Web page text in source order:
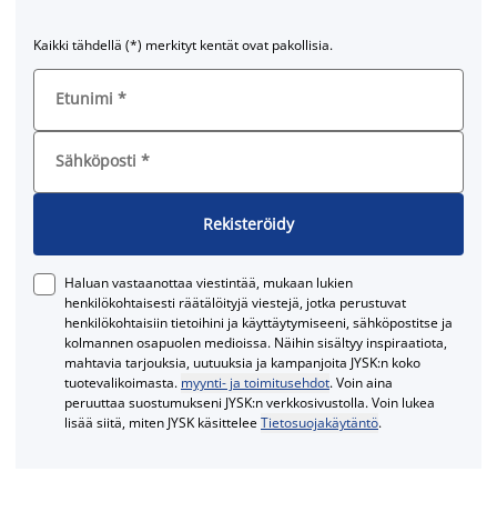
Kaikki tähdellä (*) merkityt kentät ovat pakollisia.
Etunimi *
Sähköposti *
Rekisteröidy
Haluan vastaanottaa viestintää, mukaan lukien
henkilökohtaisesti räätälöityjä viestejä, jotka perustuvat
henkilökohtaisiin tietoihini ja käyttäytymiseeni, sähköpostitse ja
kolmannen osapuolen medioissa. Näihin sisältyy inspiraatiota,
mahtavia tarjouksia, uutuuksia ja kampanjoita JYSK:n koko
tuotevalikoimasta. myynti- ja toimitusehdot. Voin aina
peruuttaa suostumukseni JYSK:n verkkosivustolla. Voin lukea
lisää siitä, miten JYSK käsitteleeTietosuojakäytäntö.